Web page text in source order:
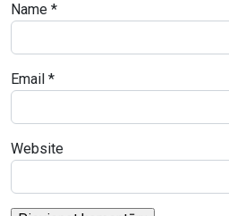
Name *
Email *
Website